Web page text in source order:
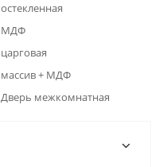
остекленная
МДФ
царговая
массив + МДФ
Дверь межкомнатная